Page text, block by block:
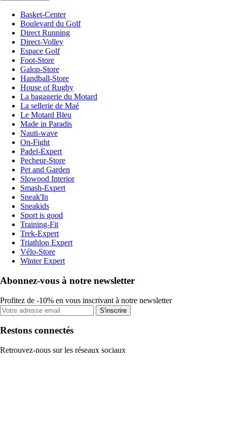
Basket-Center
Boulevard du Golf
Direct Running
Direct-Volley
Espace Golf
Foot-Store
Galop-Store
Handball-Store
House of Rugby
La bagagerie du Motard
La sellerie de Maé
Le Motard Bleu
Made in Paradis
Nauti-wave
On-Fight
Padel-Expert
Pecheur-Store
Pet and Garden
Slowood Interior
Smash-Expert
Sneak'In
Sneakids
Sport is good
Training-Fit
Trek-Expert
Triathlon Expert
Vélo-Store
Winter Expert
Abonnez-vous à notre newsletter
Profitez de -10% en vous inscrivant à notre newsletter
S'inscrire
Restons connectés
Retrouvez-nous sur les réseaux sociaux